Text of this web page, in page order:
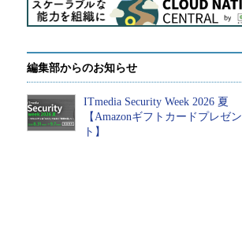
編集部からのお知らせ
ITmedia Security Week 2026 夏
【Amazonギフトカードプレゼン
ト】